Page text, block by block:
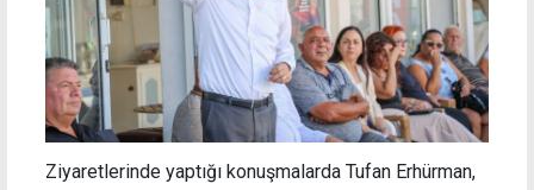
Ziyaretlerinde yaptığı konuşmalarda Tufan Erhürman,